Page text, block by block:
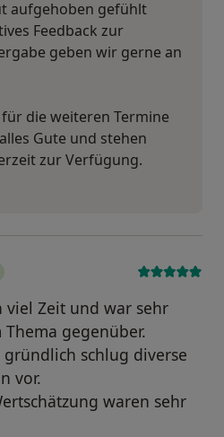
aufgehoben gefühlt
Feedback zur
geben wir gerne an
die weiteren Termine
Gute und stehen
zur Verfügung.
viel Zeit und war sehr
gegenüber.
schlug diverse
vor.
waren sehr